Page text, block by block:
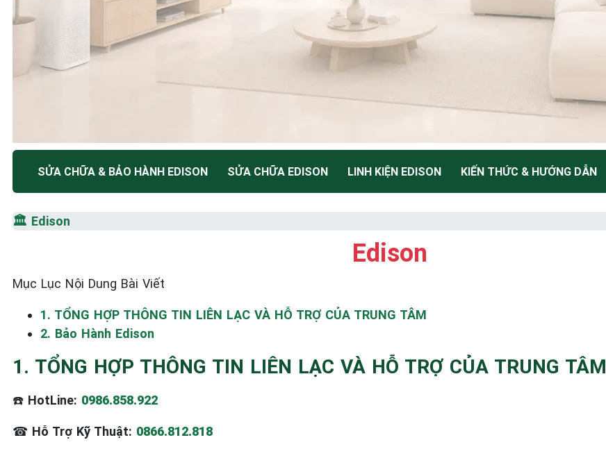
TRUNG TÂM BẢO HÀNH ĐIỆN MÁY HÀ NỘI
SỬA CHỮA & BẢO HÀNH
EDISON
☎️ 09.86.85.89.22
SỬA CHỮA & BẢO HÀNH EDISON SỬA CHỮA EDISON LINH KIỆN EDISON KIẾN THỨC & HƯỚNG DẪN
🏛️ Edison
Edison
Mục Lục Nội Dung Bài Viết
1. TỔNG HỢP THÔNG TIN LIÊN LẠC VÀ HỖ TRỢ CỦA TRUNG TÂM
2. Bảo Hành Edison
1. TỔNG HỢP THÔNG TIN LIÊN LẠC VÀ HỖ TRỢ CỦA TRUNG TÂM
☎️ HotLine: 0986.858.922
☎ Hỗ Trợ Kỹ Thuật: 0866.812.818